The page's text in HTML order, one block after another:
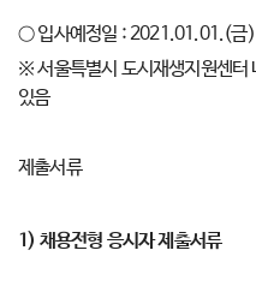
○ 입사예정일 : 2021.01.01.(금)
※ 서울특별시 도시재생지원센터
있음
제출서류
1) 채용전형 응시자 제출서류